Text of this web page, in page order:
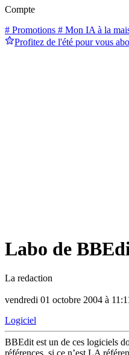
Compte
# Promotions # Mon IA à la
Profitez de l'été pour vous
Labo de
La redaction
vendredi 01 octobre 2004 à
Logiciel
BBEdit est un de ces logiciels